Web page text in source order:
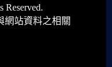
網站資料之相關